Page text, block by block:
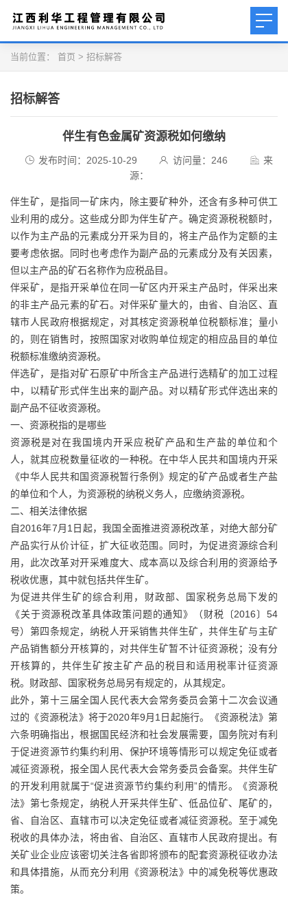
当前位置： 首页 > 招标解答
招标解答
伴生有色金属矿资源税如何缴纳
发布时间：2025-10-29 访问量： 246
来
源：
伴生矿，是指同一矿床内，除主要矿种外，还含有多种可供工
业利用的成分。这些成分即为伴生矿产。确定资源税税额时，
以作为主产品的元素成分开采为目的，将主产品作为定额的主
要考虑依据。同时也考虑作为副产品的元素成分及有关因素，
但以主产品的矿石名称作为应税品目。
伴采矿，是指开采单位在同一矿区内开采主产品时，伴采出来
的非主产品元素的矿石。对伴采矿量大的，由省、自治区、直
辖市人民政府根据规定，对其核定资源税单位税额标准；量小
的，则在销售时，按照国家对收购单位规定的相应品目的单位
税额标准缴纳资源税。
伴选矿，是指对矿石原矿中所含主产品进行选精矿的加工过程
中，以精矿形式伴生出来的副产品。对以精矿形式伴选出来的
副产品不征收资源税。
一、资源税指的是哪些
资源税是对在我国境内开采应税矿产品和生产盐的单位和个
人，就其应税数量征收的一种税。在中华人民共和国境内开采
《中华人民共和国资源税暂行条例》规定的矿产品或者生产盐
的单位和个人，为资源税的纳税义务人，应缴纳资源税。
二、相关法律依据
自2016年7月1日起，我国全面推进资源税改革，对绝大部分矿
产品实行从价计征，扩大征收范围。同时，为促进资源综合利
用，此次改革对开采难度大、成本高以及综合利用的资源给予
税收优惠，其中就包括共伴生矿。
为促进共伴生矿的综合利用，财政部、国家税务总局下发的
《关于资源税改革具体政策问题的通知》（财税〔2016〕54
号）第四条规定，纳税人开采销售共伴生矿，共伴生矿与主矿
产品销售额分开核算的，对共伴生矿暂不计征资源税；没有分
开核算的，共伴生矿按主矿产品的税目和适用税率计征资源
税。财政部、国家税务总局另有规定的，从其规定。
此外，第十三届全国人民代表大会常务委员会第十二次会议通
过的《资源税法》将于2020年9月1日起施行。《资源税法》第
六条明确指出，根据国民经济和社会发展需要，国务院对有利
于促进资源节约集约利用、保护环境等情形可以规定免征或者
减征资源税，报全国人民代表大会常务委员会备案。共伴生矿
的开发利用就属于“促进资源节约集约利用”的情形。《资源税
法》第七条规定，纳税人开采共伴生矿、低品位矿、尾矿的，
省、自治区、直辖市可以决定免征或者减征资源税。至于减免
税收的具体办法，将由省、自治区、直辖市人民政府提出。有
关矿业企业应该密切关注各省即将颁布的配套资源税征收办法
和具体措施，从而充分利用《资源税法》中的减免税等优惠政
策。